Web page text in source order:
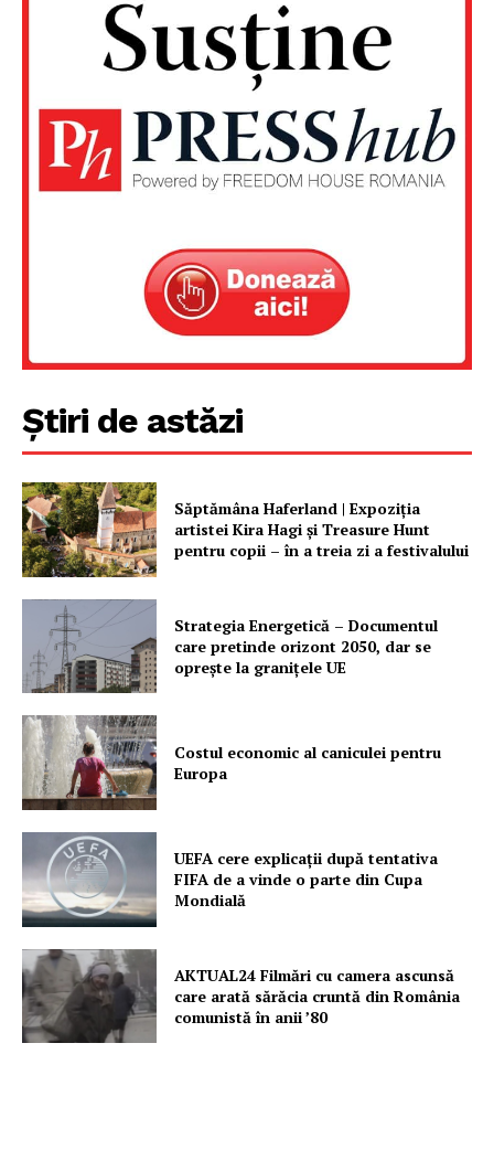
Știri de astăzi
Săptămâna Haferland | Expoziţia
artistei Kira Hagi şi Treasure Hunt
pentru copii – în a treia zi a festivalului
Strategia Energetică – Documentul
care pretinde orizont 2050, dar se
oprește la granițele UE
Costul economic al caniculei pentru
Europa
UEFA cere explicații după tentativa
FIFA de a vinde o parte din Cupa
Mondială
AKTUAL24 Filmări cu camera ascunsă
care arată sărăcia cruntă din România
comunistă în anii ’80